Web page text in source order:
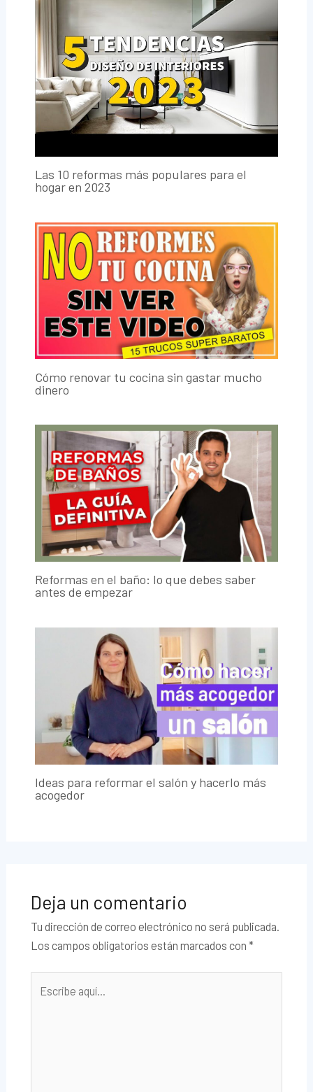
Las 10 reformas más populares para el
hogar en 2023
Cómo renovar tu cocina sin gastar mucho
dinero
Reformas en el baño: lo que debes saber
antes de empezar
Ideas para reformar el salón y hacerlo más
acogedor
Deja un comentario
Tu dirección de correo electrónico no será publicada.
Los campos obligatorios están marcados con *
aquí...